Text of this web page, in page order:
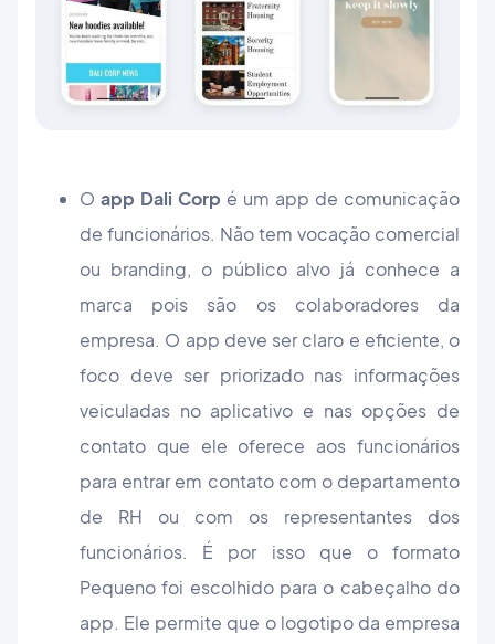
O app Dali Corp é um app de comunicação
de funcionários. Não tem vocação comercial
ou branding, o público alvo já conhece a
marca pois são os colaboradores da
empresa. O app deve ser claro e eficiente, o
foco deve ser priorizado nas informações
veiculadas no aplicativo e nas opções de
contato que ele oferece aos funcionários
para entrar em contato com o departamento
de RH ou com os representantes dos
funcionários. É por isso que o formato
Pequeno foi escolhido para o cabeçalho do
app. Ele permite que o logotipo da empresa